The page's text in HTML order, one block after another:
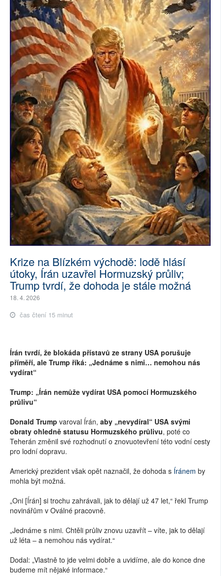
Krize na Blízkém východě: lodě hlásí
útoky, Írán uzavřel Hormuzský průliv;
Trump tvrdí, že dohoda je stále možná
18. 4. 2026
čas čtení 15 minut
Írán tvrdí, že blokáda přístavů ze strany USA porušuje
příměří, ale Trump říká: „Jednáme s nimi… nemohou nás
vydírat“
Trump: „Írán nemůže vydírat USA pomocí Hormuzského
průlivu“
Donald Trump varoval Írán, aby „nevydíral“ USA svými
obraty ohledně statusu Hormuzského průlivu, poté co
Teherán změnil své rozhodnutí o znovuotevření této vodní cesty
pro lodní dopravu.
Americký prezident však opět naznačil, že dohoda s Íránem by
mohla být možná.
„Oni [Írán] si trochu zahrávali, jak to dělají už 47 let,“ řekl Trump
novinářům v Oválné pracovně.
„Jednáme s nimi. Chtěli průliv znovu uzavřít – víte, jak to dělají
už léta – a nemohou nás vydírat.“
Dodal: „Vlastně to jde velmi dobře a uvidíme, ale do konce dne
budeme mít nějaké informace.“